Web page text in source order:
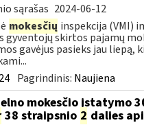
sąrašas 2024-06-12
mokesčių inspekcija (VMI)
gyventojų skirtos pajamų
gavėjus pasieks jau liepą,
Pagrindinis: Naujiena
mokesčio įstatymo
38 straipsnio 2 dalies